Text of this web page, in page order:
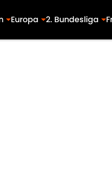
Europa 2. Bundesliga